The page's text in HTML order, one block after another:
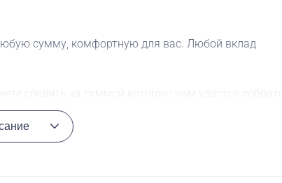
сумму, комфортную для вас. Любой вклад
следить за суммой которую нам удастся собрать.